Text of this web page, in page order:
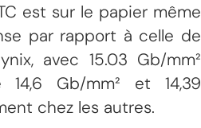
est sur le papier même
par rapport à celle de
avec 15.03 Gb/mm²
14,6 Gb/mm² et 14,39
chez les autres.